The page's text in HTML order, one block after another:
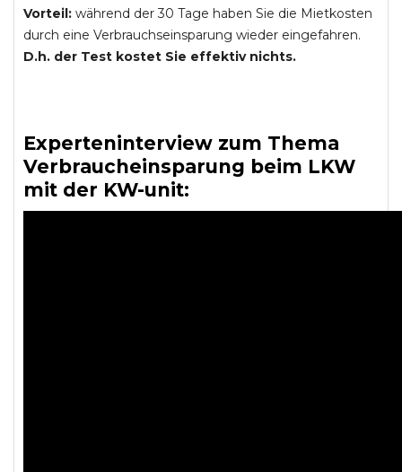
Vorteil: während der 30 Tage haben Sie die Mietkosten
durch eine Verbrauchseinsparung wieder eingefahren.
D.h. der Test kostet Sie effektiv nichts.
Experteninterview zum Thema
Verbraucheinsparung beim LKW
mit der KW-unit: